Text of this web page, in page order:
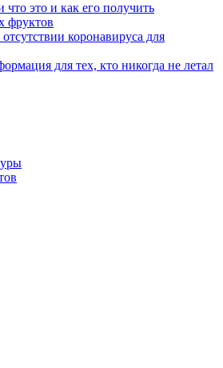
это и как его получить
фруктов
коронавируса для
для тех, кто никогда не летал